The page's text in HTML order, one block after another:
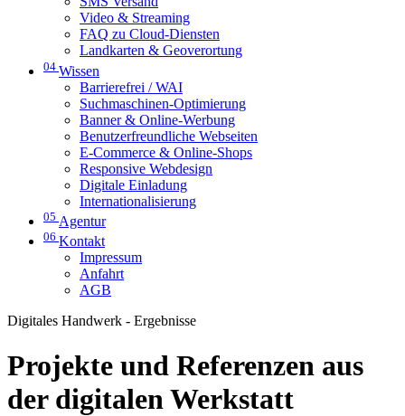
Video & Streaming
FAQ zu Cloud-Diensten
Landkarten & Geoverortung
04 Wissen
Barrierefrei / WAI
Suchmaschinen-Optimierung
Banner & Online-Werbung
Benutzerfreundliche Webseiten
E-Commerce & Online-Shops
Responsive Webdesign
Digitale Einladung
Internationalisierung
05 Agentur
06 Kontakt
Impressum
Anfahrt
AGB
Digitales Handwerk - Ergebnisse
Projekte und Referenzen aus
der digitalen Werkstatt